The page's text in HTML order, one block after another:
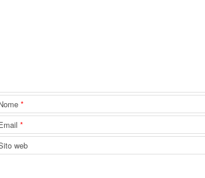
*
*
web